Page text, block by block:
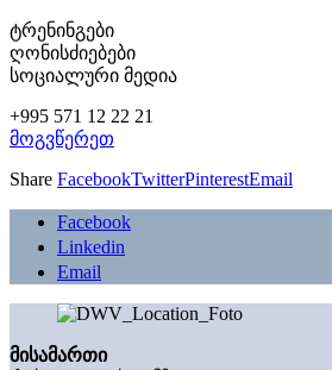
ტრენინგები
ღონისძიებები
სოციალური მედია
+995 571 12 22 21
მოგვწერეთ
Share FacebookTwitterPinterestEmail
Facebook
Linkedin
Email
მისამართი